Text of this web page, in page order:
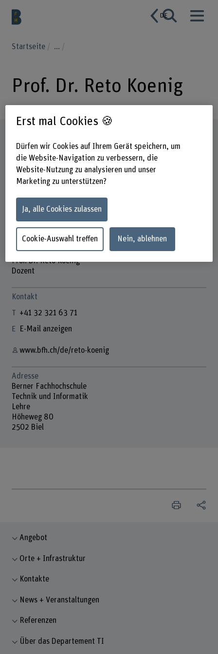
DE
Startseite ...
Prof. Dr. Reto Koenig
Prof. Dr. Reto Koenig
Dozent
Kontakt
+41 32 321 63 71
E-Mail anzeigen
www.bfh.ch/de/reto-koenig
Adresse
Berner Fachhochschule
Technik und Informatik
Lehre
Höheweg 80
2502 Biel
Angebot
Orte + Infrastruktur
Kontakte
News + Veranstaltungen
Referenzen
Über das Departement TI
Erst mal Cookies 🍪
Dürfen wir Cookies auf Ihrem Gerät speichern, um
die Website-Navigation zu verbessern, die
Website-Nutzung zu analysieren und unser
Marketing zu unterstützen?
Ja, alle Cookies zulassen
Cookie-Auswahl treffen Nein, ablehnen